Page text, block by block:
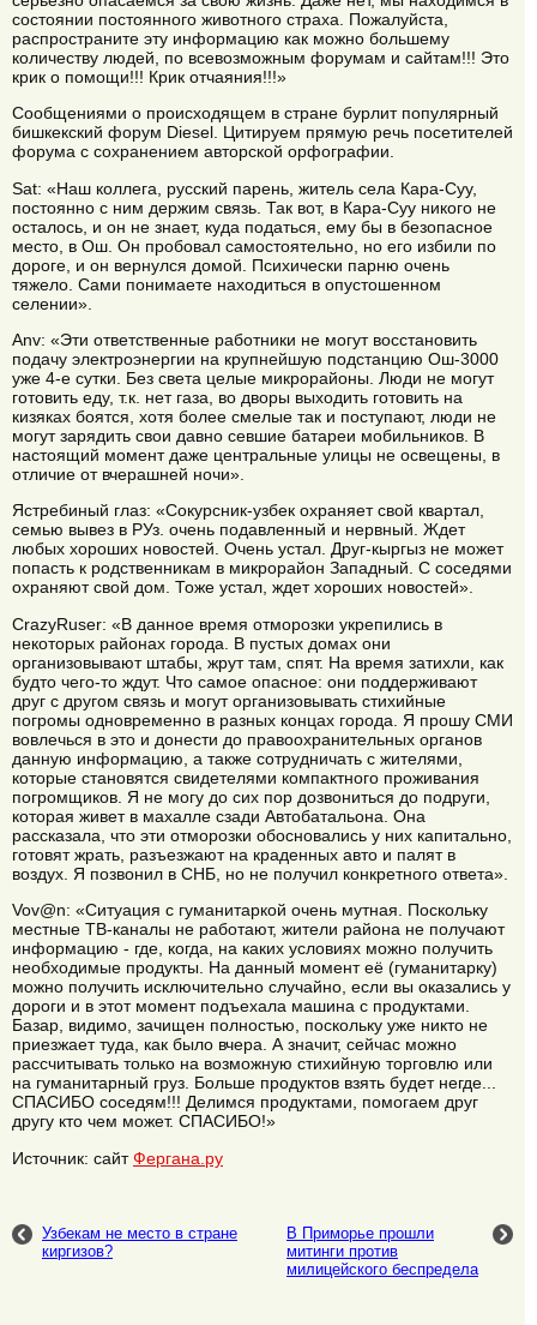
состоянии постоянного животного страха. Пожалуйста,
распространите эту информацию как можно большему
количеству людей, по всевозможным форумам и сайтам!!! Это
крик о помощи!!! Крик отчаяния!!!»
Сообщениями о происходящем в стране бурлит популярный
бишкекский форум Diesel. Цитируем прямую речь посетителей
форума с сохранением авторской орфографии.
Sat: «Наш коллега, русский парень, житель села Кара-Суу,
постоянно с ним держим связь. Так вот, в Кара-Суу никого не
осталось, и он не знает, куда податься, ему бы в безопасное
место, в Ош. Он пробовал самостоятельно, но его избили по
дороге, и он вернулся домой. Психически парню очень
тяжело. Сами понимаете находиться в опустошенном
селении».
Anv: «Эти ответственные работники не могут восстановить
подачу электроэнергии на крупнейшую подстанцию Ош-3000
уже 4-е сутки. Без света целые микрорайоны. Люди не могут
готовить еду, т.к. нет газа, во дворы выходить готовить на
кизяках боятся, хотя более смелые так и поступают, люди не
могут зарядить свои давно севшие батареи мобильников. В
настоящий момент даже центральные улицы не освещены, в
отличие от вчерашней ночи».
Ястребиный глаз: «Сокурсник-узбек охраняет свой квартал,
семью вывез в РУз. очень подавленный и нервный. Ждет
любых хороших новостей. Очень устал. Друг-кыргыз не может
попасть к родственникам в микрорайон Западный. С соседями
охраняют свой дом. Тоже устал, ждет хороших новостей».
CrazyRuser: «В данное время отморозки укрепились в
некоторых районах города. В пустых домах они
организовывают штабы, жрут там, спят. На время затихли, как
будто чего-то ждут. Что самое опасное: они поддерживают
друг с другом связь и могут организовывать стихийные
погромы одновременно в разных концах города. Я прошу СМИ
вовлечься в это и донести до правоохранительных органов
данную информацию, а также сотрудничать с жителями,
которые становятся свидетелями компактного проживания
погромщиков. Я не могу до сих пор дозвониться до подруги,
которая живет в махалле сзади Автобатальона. Она
рассказала, что эти отморозки обосновались у них капитально,
готовят жрать, разъезжают на краденных авто и палят в
воздух. Я позвонил в СНБ, но не получил конкретного ответа».
Vov@n: «Ситуация с гуманитаркой очень мутная. Поскольку
местные ТВ-каналы не работают, жители района не получают
информацию - где, когда, на каких условиях можно получить
необходимые продукты. На данный момент её (гуманитарку)
можно получить исключительно случайно, если вы оказались у
дороги и в этот момент подъехала машина с продуктами.
Базар, видимо, зачищен полностью, поскольку уже никто не
приезжает туда, как было вчера. А значит, сейчас можно
рассчитывать только на возможную стихийную торговлю или
на гуманитарный груз. Больше продуктов взять будет негде...
СПАСИБО соседям!!! Делимся продуктами, помогаем друг
другу кто чем может. СПАСИБО!»
Источник: сайтФергана.ру
Узбекам не место в стране
киргизов?
В Приморье прошли
митинги против
милицейского беспредела